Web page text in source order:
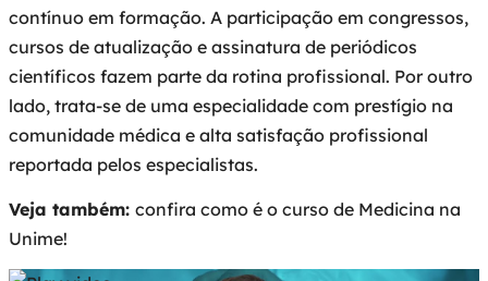
contínuo em formação. A participação em congressos,
cursos de atualização e assinatura de periódicos
científicos fazem parte da rotina profissional. Por outro
lado, trata-se de uma especialidade com prestígio na
comunidade médica e alta satisfação profissional
reportada pelos especialistas.
Veja também: confira como é o curso de Medicina na
Unime!